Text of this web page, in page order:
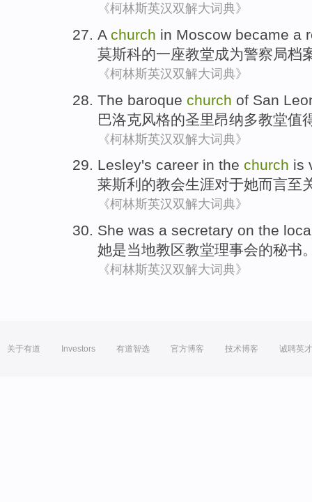
《柯林斯英汉双解大词典》
A church in Moscow became a
莫斯科的一座教堂成为警察局档
《柯林斯英汉双解大词典》
The baroque church of San
巴洛克风格的圣里昂纳多教堂值
《柯林斯英汉双解大词典》
Lesley's career in the church is
莱斯利 的教会生涯对于她而言至
《柯林斯英汉双解大词典》
She was a secretary on the
她是当地教区教堂理事会的秘书
《柯林斯英汉双解大词典》
关于有道 Investors 有道智选 官方博客 技术博客 诚聘英才